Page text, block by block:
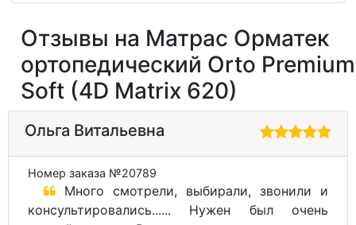
Отзывы на Матрас Орматек
ортопедический Orto Premium
Soft (4D Matrix 620)
Ольга Витальевна
Номер заказа №20789
Много смотрели, выбирали, звонили и
консультировались...... Нужен был очень